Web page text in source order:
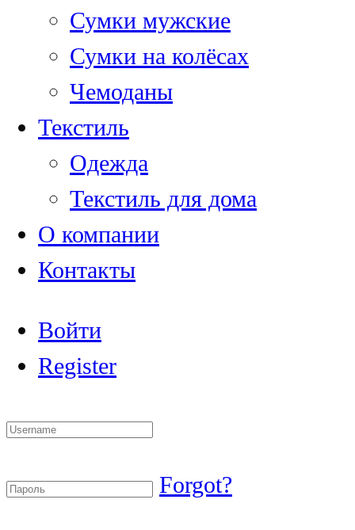
Сумки мужские
Сумки на колёсах
Чемоданы
Текстиль
Одежда
Текстиль для дома
О компании
Контакты
Войти
Register
Forgot?